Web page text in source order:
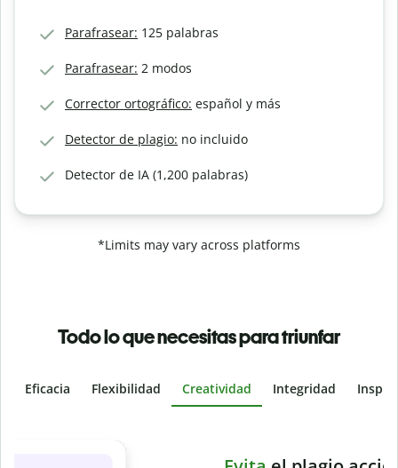
Parafrasear: 125 palabras
Parafrasear: 2 modos
Corrector ortográfico: español y más
Detector de plagio: no incluido
Detector de IA (1,200 palabras)
*Limits may vary across platforms
Todo lo que necesitas para triunfar
Eficacia Flexibilidad Creatividad Integridad